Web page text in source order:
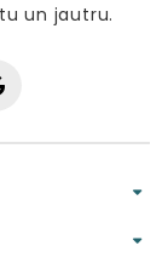
un jautru.